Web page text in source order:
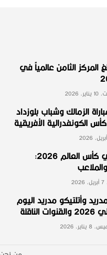
المركز الثامن عالمياً في
2026
الزمالك وشباب بلوزداد
الكونفدرالية الأفريقية
مجموعة مصر في كأس العالم 2026:
وأتلتيكو مدريد اليوم
يناير، 2026